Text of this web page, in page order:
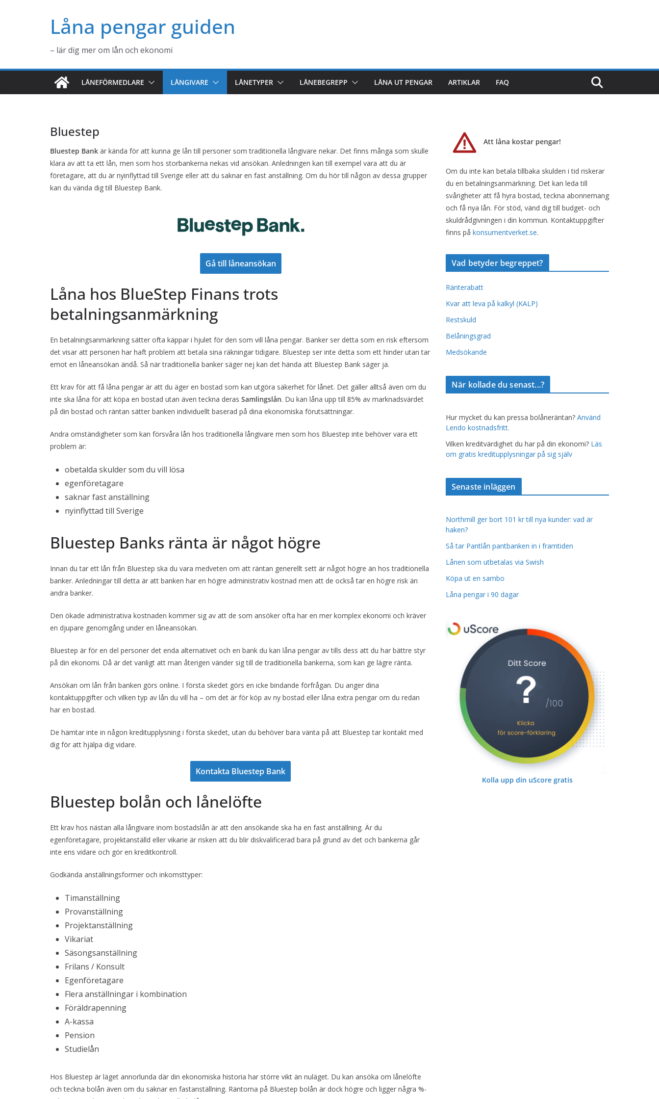
Låna pengar guiden
– lär dig mer om lån och ekonomi
LÅNEFÖRMEDLARE LÅNGIVARE LÅNETYPER LÅNEBEGREPP LÅNA UT PENGAR ARTIKLAR FAQ
Bluestep
Bluestep Bank är kända för att kunna ge lån till personer som traditionella långivare nekar. Det finns många som skulle
klara av att ta ett lån, men som hos storbankerna nekas vid ansökan. Anledningen kan till exempel vara att du är
företagare, att du är nyinflyttad till Sverige eller att du saknar en fast anställning. Om du hör till någon av dessa grupper
kan du vända dig till Bluestep Bank.
Gå till låneansökan
Låna hos BlueStep Finans trots
betalningsanmärkning
En betalningsanmärkning sätter ofta käppar i hjulet för den som vill låna pengar. Banker ser detta som en risk eftersom
det visar att personen har haft problem att betala sina räkningar tidigare. Bluestep ser inte detta som ett hinder utan tar
emot en låneansökan ändå. Så när traditionella banker säger nej kan det hända att Bluestep Bank säger ja.
Ett krav för att få låna pengar är att du äger en bostad som kan utgöra säkerhet för lånet. Det gäller alltså även om du
inte ska låna för att köpa en bostad utan även teckna deras Samlingslån. Du kan låna upp till 85% av marknadsvärdet
på din bostad och räntan sätter banken individuellt baserad på dina ekonomiska förutsättningar.
Andra omständigheter som kan försvåra lån hos traditionella långivare men som hos Bluestep inte behöver vara ett
problem är:
obetalda skulder som du vill lösa
egenföretagare
saknar fast anställning
nyinflyttad till Sverige
Bluestep Banks ränta är något högre
Innan du tar ett lån från Bluestep ska du vara medveten om att räntan generellt sett är något högre än hos traditionella
banker. Anledningar till detta är att banken har en högre administrativ kostnad men att de också tar en högre risk än
andra banker.
Den ökade administrativa kostnaden kommer sig av att de som ansöker ofta har en mer komplex ekonomi och kräver
en djupare genomgång under en låneansökan.
Bluestep är för en del personer det enda alternativet och en bank du kan låna pengar av tills dess att du har bättre styr
på din ekonomi. Då är det vanligt att man återigen vänder sig till de traditionella bankerna, som kan ge lägre ränta.
Ansökan om lån från banken görs online. I första skedet görs en icke bindande förfrågan. Du anger dina
kontaktuppgifter och vilken typ av lån du vill ha – om det är för köp av ny bostad eller låna extra pengar om du redan
har en bostad.
De hämtar inte in någon kreditupplysning i första skedet, utan du behöver bara vänta på att Bluestep tar kontakt med
dig för att hjälpa dig vidare.
Kontakta Bluestep Bank
Bluestep bolån och lånelöfte
Ett krav hos nästan alla långivare inom bostadslån är att den ansökande ska ha en fast anställning. Är du
egenföretagare, projektanställd eller vikarie är risken att du blir diskvalificerad bara på grund av det och bankerna går
inte ens vidare och gör en kreditkontroll.
Godkända anställningsformer och inkomsttyper:
Timanställning
Provanställning
Projektanställning
Vikariat
Säsongsanställning
Frilans / Konsult
Egenföretagare
Flera anställningar i kombination
Föräldrapenning
A-kassa
Pension
Studielån
Hos Bluestep är läget annorlunda där din ekonomiska historia har större vikt än nuläget. Du kan ansöka om lånelöfte
och teckna bolån även om du saknar en fastanställning. Räntorna på Bluestep bolån är dock högre och ligger några %-
Att låna kostar pengar!
Om du inte kan betala tillbaka skulden i tid riskerar
du en betalningsanmärkning. Det kan leda till
svårigheter att få hyra bostad, teckna abonnemang
och få nya lån. För stöd, vänd dig till budget- och
skuldrådgivningen i din kommun. Kontaktuppgifter
finns på konsumentverket.se.
Vad betyder begreppet?
Ränterabatt
Kvar att leva på kalkyl (KALP)
Restskuld
Belåningsgrad
Medsökande
När kollade du senast...?
Hur mycket du kan pressa bolåneräntan? Använd
Lendo kostnadsfritt.
Vilken kreditvärdighet du har på din ekonomi? Läs
om gratis kreditupplysningar på sig själv
Senaste inläggen
Northmill ger bort 101 kr till nya kunder: vad är
haken?
Så tar Pantlån pantbanken in i framtiden
Lånen som utbetalas via Swish
Köpa ut en sambo
Låna pengar i 90 dagar
Kolla upp din uScore gratis